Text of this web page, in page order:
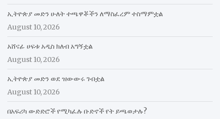
ኢትዮጵያ መድን ሁለት ተጫዋቾችን ለማስፈረም ተስማምቷል
August 10, 2026
አሸናፊ ሀፍቱ አዲስ ክለብ አግኝቷል
August 10, 2026
ኢትዮጵያ መድን ወደ ዝውውሩ ገብቷል
August 10, 2026
በአፍሪካ ውድድሮች የሚካፈሉ ቡድኖች የት ይጫወታሉ?